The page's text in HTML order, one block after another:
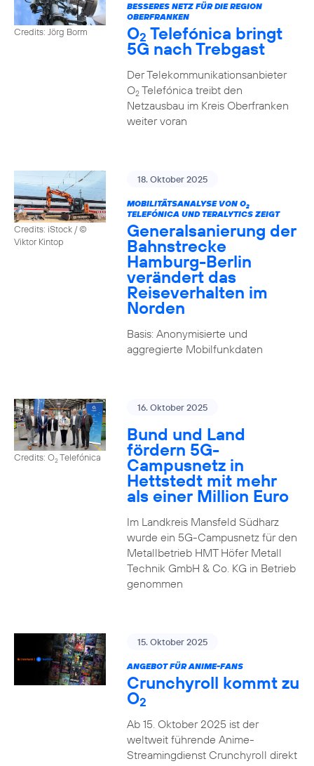
Credits: Jörg Borm
BESSERES NETZ FÜR DIE REGION
OBERFRANKEN
O2 Telefónica bringt
5G nach Trebgast
Der Telekommunikationsanbieter
O2Telefónica treibt den
Netzausbau im Kreis Oberfranken
weiter voran
Credits: iStock / ©
Viktor Kintop
18. Oktober 2025
MOBILITÄTSANALYSE VON O2
TELEFÓNICA UND TERALYTICS ZEIGT
Generalsanierung der
Bahnstrecke
Hamburg-Berlin
verändert das
Reiseverhalten im
Norden
Basis: Anonymisierte und
aggregierte Mobilfunkdaten
Credits: O2Telefónica
16. Oktober 2025
Bund und Land
fördern 5G-
Campusnetz in
Hettstedt mit mehr
als einer Million Euro
Im Landkreis Mansfeld Südharz
wurde ein 5G-Campusnetz für den
Metallbetrieb HMT Höfer Metall
Technik GmbH & Co. KG in Betrieb
genommen
15. Oktober 2025
ANGEBOT FÜR ANIME-FANS
Crunchyroll kommt zu
O2
Ab 15. Oktober 2025 ist der
weltweit führende Anime-
Streamingdienst Crunchyroll direkt